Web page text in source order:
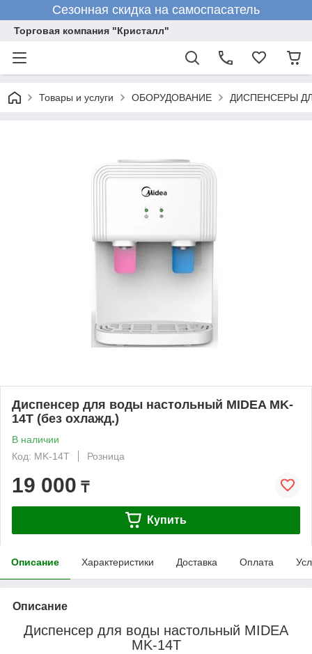
Сезонная скидка на самоспасатель
Торговая компания "Кристалл"
Товары и услуги ОБОРУДОВАНИЕ ДИСПЕНСЕРЫ
Диспенсер для воды настольный MIDEA MK-
14T (без охлажд.)
В наличии
Код: MK-14T
Розница
19 000 ₸
Купить
Описание Характеристики Доставка Оплата
Описание
Диспенсер для воды настольный MIDEA
MK-14T